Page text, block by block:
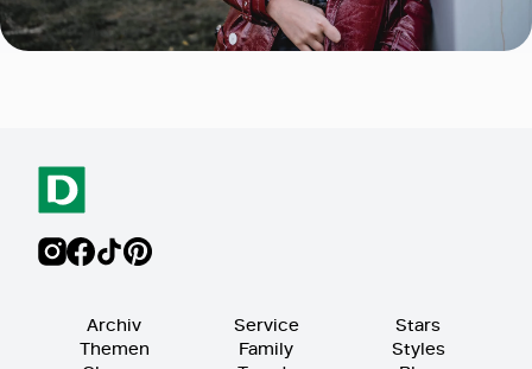
Archiv
Themen
Service
Family
Stars
Styles